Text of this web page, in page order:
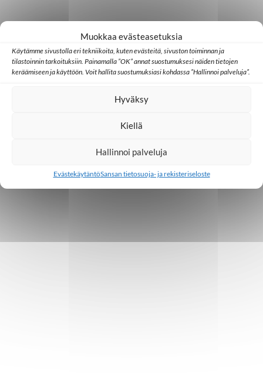
Muokkaa evästeasetuksia
Käytämme sivustolla eri tekniikoita, kuten evästeitä, sivuston toiminnan ja
tilastoinnin tarkoituksiin. Painamalla ”OK” annat suostumuksesi näiden tietojen
keräämiseen ja käyttöön. Voit hallita suostumuksiasi kohdassa ”Hallinnoi palveluja”.
Hyväksy
Kiellä
Hallinnoi palveluja
EvästekäytäntöSansan tietosuoja- ja rekisteriseloste